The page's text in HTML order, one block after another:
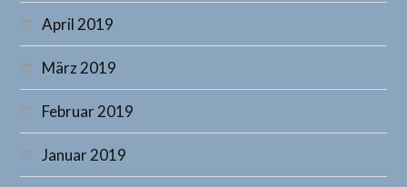
April 2019
März 2019
Februar 2019
Januar 2019